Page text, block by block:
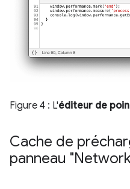
Figure 4 : L'éditeur de
Cache de
panneau